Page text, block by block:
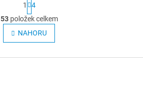
O
v
l
á
t
r
á
n
k
v
1
4
53položek celkem
NAHORU